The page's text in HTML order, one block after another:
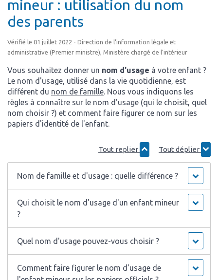
mineur : utilisation du nom
des parents
Vérifié le 01 juillet 2022 - Direction de l'information légale et
administrative (Premier ministre), Ministère chargé de l'intérieur
Vous souhaitez donner un nom d'usage à votre enfant ?
Le nom d'usage, utilisé dans la vie quotidienne, est
différent du nom de famille. Nous vous indiquons les
règles à connaître sur le nom d'usage (qui le choisit, quel
nom choisir ?) et comment faire figurer ce nom sur les
papiers d'identité de l'enfant.
Tout replier Tout déplier
Nom de famille et d'usage : quelle différence ?
Qui choisit le nom d'usage d'un enfant mineur
?
Quel nom d'usage pouvez-vous choisir ?
Comment faire figurer le nom d'usage de